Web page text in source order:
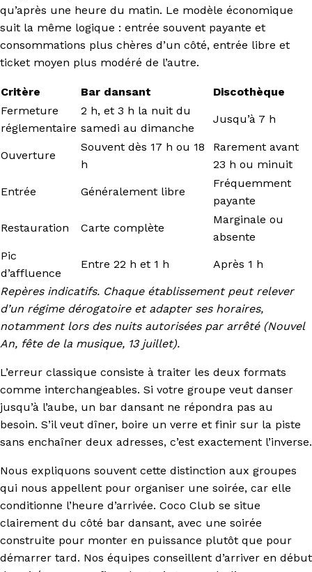
qu’après une heure du matin. Le modèle économique
suit la même logique : entrée souvent payante et
consommations plus chères d’un côté, entrée libre et
ticket moyen plus modéré de l’autre.
Critère Bar dansant
Discothèque
Fermeture
réglementaire
2 h, et 3 h la nuit du
samedi au dimanche
Jusqu’à 7 h
Ouverture
Souvent dès 17 h ou 18
h
Rarement avant
23 h ou minuit
Entrée Généralement libre
Fréquemment
payante
Restauration Carte complète
Marginale ou
absente
Pic
d’affluence
Entre 22 h et 1 h Après 1 h
Repères indicatifs. Chaque établissement peut relever
d’un régime dérogatoire et adapter ses horaires,
notamment lors des nuits autorisées par arrêté (Nouvel
An, fête de la musique, 13 juillet).
L’erreur classique consiste à traiter les deux formats
comme interchangeables. Si votre groupe veut danser
jusqu’à l’aube, un bar dansant ne répondra pas au
besoin. S’il veut dîner, boire un verre et finir sur la piste
sans enchaîner deux adresses, c’est exactement l’inverse.
Nous expliquons souvent cette distinction aux groupes
qui nous appellent pour organiser une soirée, car elle
conditionne l’heure d’arrivée. Coco Club se situe
clairement du côté bar dansant, avec une soirée
construite pour monter en puissance plutôt que pour
démarrer tard. Nos équipes conseillent d’arriver en début